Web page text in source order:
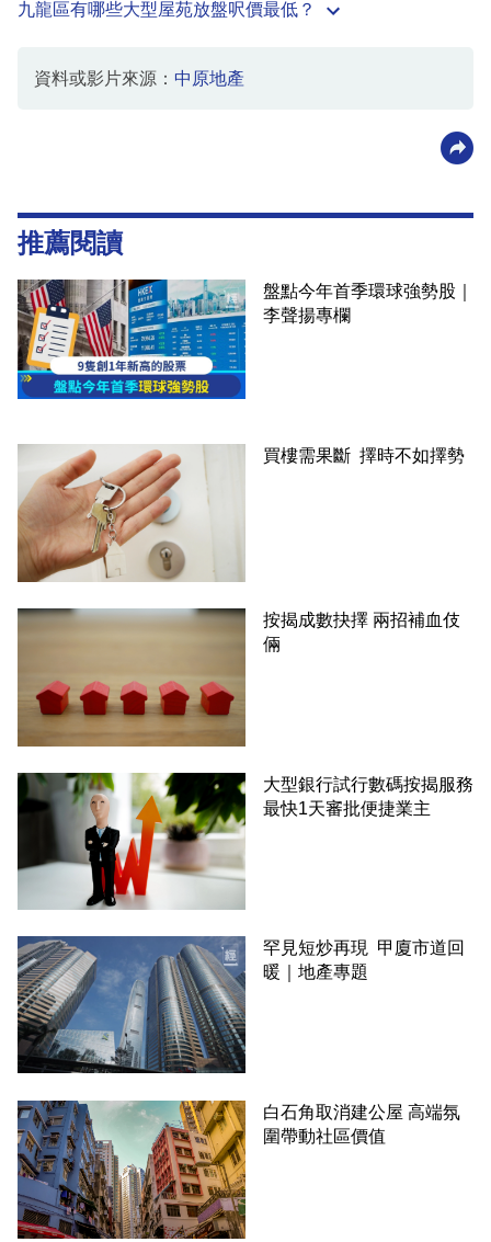
九龍區有哪些大型屋苑放盤呎價最低？
資料或影片來源： 中原地產
推薦閱讀
盤點今年首季環球強勢股｜
李聲揚專欄
買樓需果斷 擇時不如擇勢
按揭成數抉擇 兩招補血伎
倆
大型銀行試行數碼按揭服務
最快1天審批便捷業主
罕見短炒再現 甲廈市道回
暖｜地產專題
白石角取消建公屋 高端氛
圍帶動社區價值